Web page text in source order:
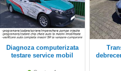
Diagnoza computerizata
testare service mobil
Transfer aeroport